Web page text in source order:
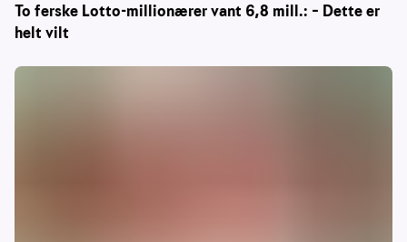
To ferske Lotto-millionærer vant 6,8 mill.: – Dette er
helt vilt